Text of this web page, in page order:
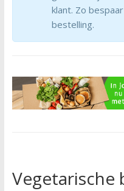
klant. Zo
bestelling.
Vegetarische